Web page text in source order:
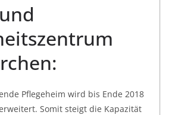
Pflegeheim wird bis Ende 2018
Somit steigt die Kapazität